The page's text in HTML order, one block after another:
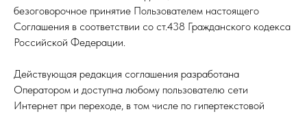
безоговорочное принятие Пользователем настоящего
Соглашения в соответствии со ст.438 Гражданского кодекса
Российской Федерации.
Действующая редакция соглашения разработана
Оператором и доступна любому пользователю сети
Интернет при переходе, в том числе по гипертекстовой